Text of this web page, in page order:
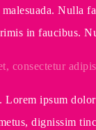
Nulla
in faucibus.
consectetur
Lorem ipsum
dignissim